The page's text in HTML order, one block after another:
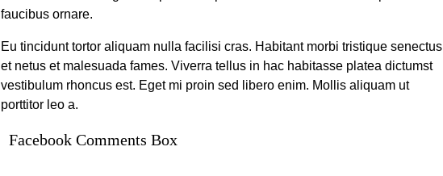
faucibus ornare.
Eu tincidunt tortor aliquam nulla facilisi cras. Habitant morbi tristique senectus
et netus et malesuada fames. Viverra tellus in hac habitasse platea dictumst
vestibulum rhoncus est. Eget mi proin sed libero enim. Mollis aliquam ut
porttitor leo a.
Facebook Comments Box